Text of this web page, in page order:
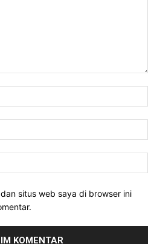
situs web saya di browser ini